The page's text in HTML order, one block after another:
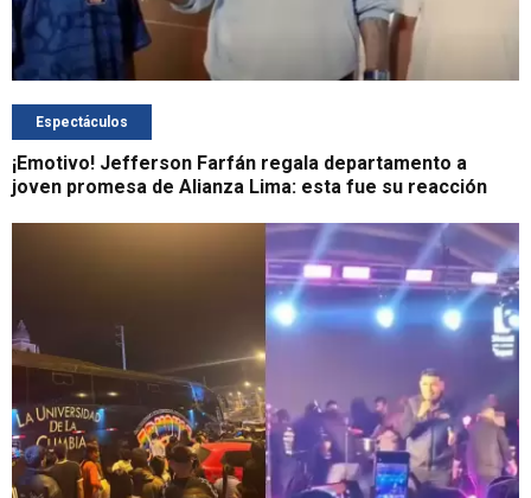
Espectáculos
¡Emotivo! Jefferson Farfán regala departamento a
joven promesa de Alianza Lima: esta fue su reacción